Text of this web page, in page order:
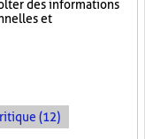
des informations
et
(12)